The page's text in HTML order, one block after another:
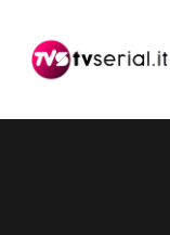
navigazione
contenuto
barra
primaria